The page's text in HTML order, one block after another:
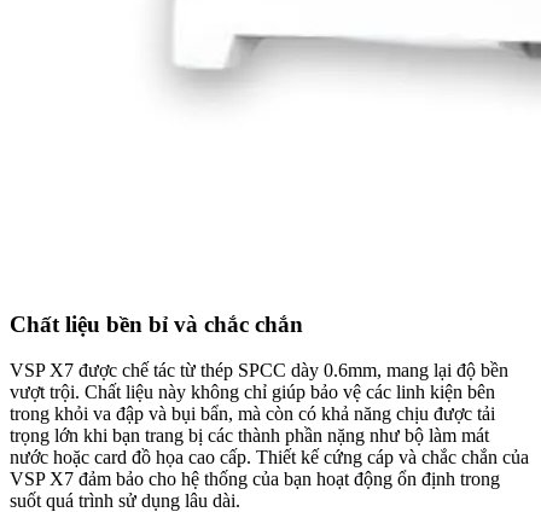
Chất liệu bền bỉ và chắc chắn
VSP X7 được chế tác từ thép SPCC dày 0.6mm, mang lại độ bền
vượt trội. Chất liệu này không chỉ giúp bảo vệ các linh kiện bên
trong khỏi va đập và bụi bẩn, mà còn có khả năng chịu được tải
trọng lớn khi bạn trang bị các thành phần nặng như bộ làm mát
nước hoặc card đồ họa cao cấp. Thiết kế cứng cáp và chắc chắn của
VSP X7 đảm bảo cho hệ thống của bạn hoạt động ổn định trong
suốt quá trình sử dụng lâu dài.